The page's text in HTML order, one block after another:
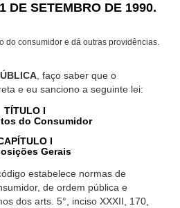
DE SETEMBRO DE 1990.
do consumidor e dá outras providências.
, faço saber que o
e eu sanciono a seguinte lei:
TÍTULO I
do Consumidor
I
Gerais
estabelece normas de
de ordem pública e
dos arts. 5°, inciso XXXII, 170,